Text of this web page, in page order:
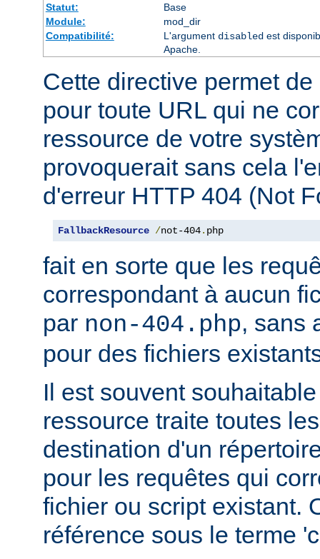
Statut:
Base
Module:
mod_dir
Compatibilité:
L'argument disabledest
Apache.
Cette directive permet
pour toute URL qui ne
ressource de votre
provoquerait sans cela
d'erreur HTTP 404 (Not
FallbackResource /not-404. php
fait en sorte que les
correspondant à aucun
par non-404.php, sans
pour des fichiers
Il est souvent
ressource traite toutes
destination d'un
pour les requêtes qui
fichier ou script existant.
référence sous le terme